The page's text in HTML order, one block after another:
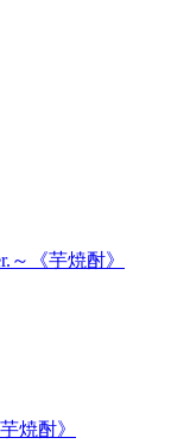
《芋焼酎》
焼酎》